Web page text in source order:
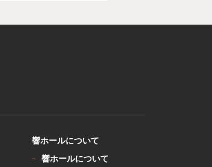
響ホールについて
響ホールについて